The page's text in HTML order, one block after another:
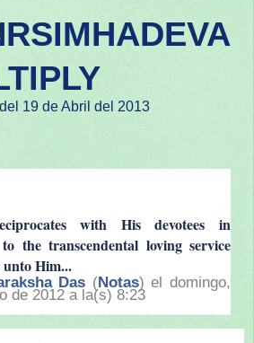
del 19 de Abril del 2013
with His devotees in
the transcendental loving service
Him...
Das (Notas) el domingo,
de 2012 a la(s) 8:23